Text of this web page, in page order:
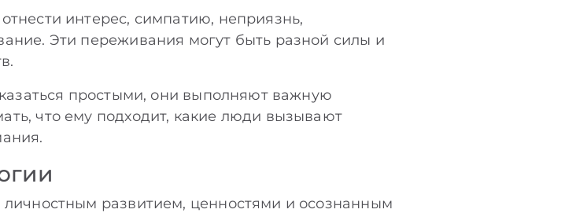
интерес, симпатию, неприязнь,
Эти переживания могут быть разной силы и
простыми, они выполняют важную
что ему подходит, какие люди вызывают
развитием, ценностями и осознанным